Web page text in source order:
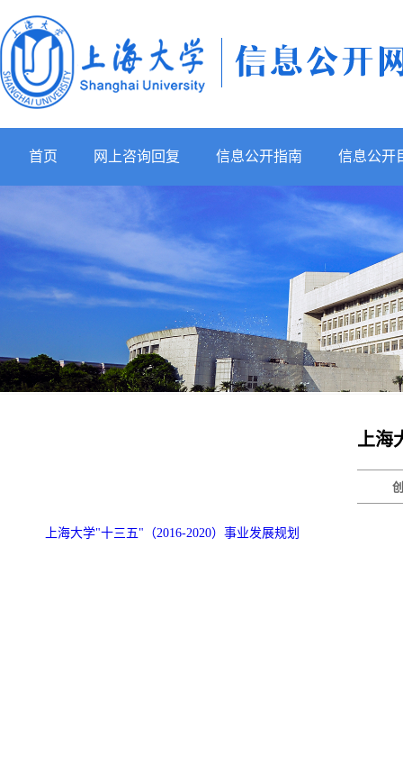
首页 网上咨询回复 信息公开指南 信息公开
上海
上海大学"十三五"（2016-2020）事业发展规划